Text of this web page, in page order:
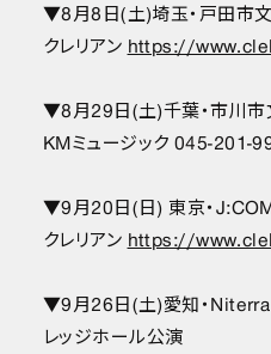
▼8月8日(土)埼玉・戸田市
クレリアンhttps://
▼8月29日(土)千葉・市川
KMミュージック 045-201-
▼9月20日(日) 東京・
クレリアンhttps://
▼9月26日(土)愛知・
レッジホール公演